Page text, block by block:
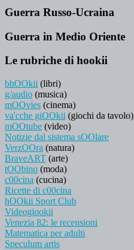
Guerra Russo-Ucraina
Guerra in Medio Oriente
Le rubriche di hookii
bhOOkii (libri)
g/audio (musica)
mOOvies (cinema)
va'cche giOOkii (giochi da tavolo)
mOOtube (video)
Notizie dal sistema sOOlare
VerzOOra (natura)
BraveART (arte)
tOObino (moda)
c00cina (cucina)
Ricette di c00cina
hOOkii Sport Club
Videogiookii
Venezia 82: le recensioni
Matematica per adulti
Speculum artis